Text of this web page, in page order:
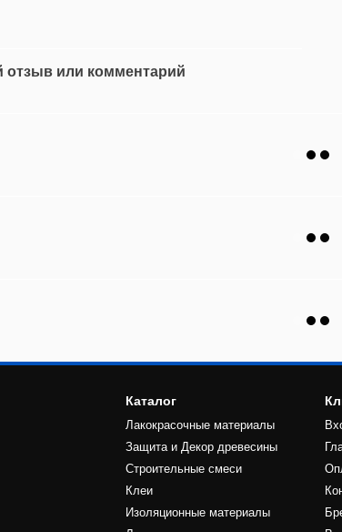
отзыв или комментарий
Каталог
Лакокрасочные материалы
Защита и Декор древесины
Строительные смеси
Клеи
Изоляционные материалы